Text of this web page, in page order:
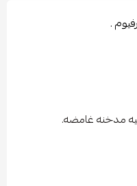
.
مدخنه غامضه.